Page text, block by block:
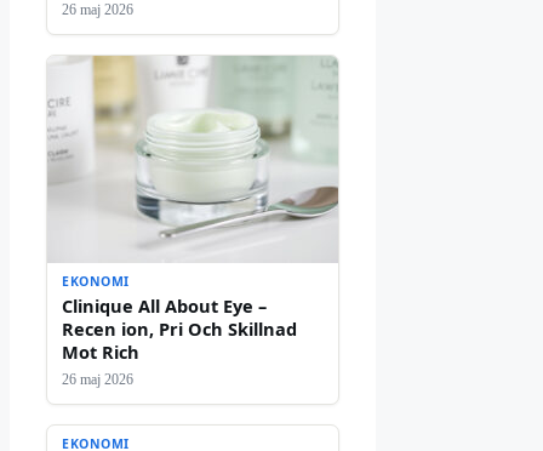
26 maj 2026
EKONOMI
Clinique All About Eye –
Recen ion, Pri Och Skillnad
Mot Rich
26 maj 2026
EKONOMI